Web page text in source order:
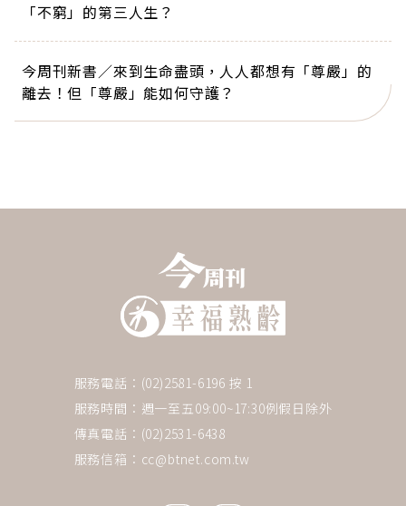
「不窮」的第三人生？
今周刊新書／來到生命盡頭，人人都想有「尊嚴」的
離去！但「尊嚴」能如何守護？
服務電話：(02)2581-6196 按 1
服務時間：週一至五09:00~17:30例假日除外
傳真電話：(02)2531-6438
服務信箱： cc@btnet.com.tw